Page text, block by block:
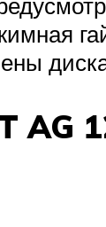
AG